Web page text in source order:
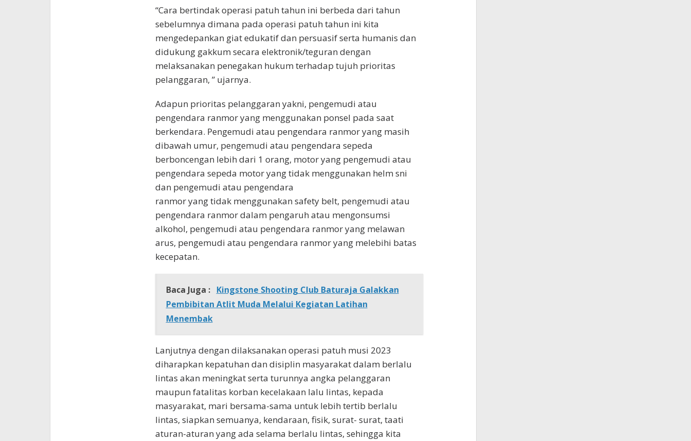
“Cara bertindak operasi patuh tahun ini berbeda dari tahun
sebelumnya dimana pada operasi patuh tahun ini kita
mengedepankan giat edukatif dan persuasif serta humanis dan
didukung gakkum secara elektronik/teguran dengan
melaksanakan penegakan hukum terhadap tujuh prioritas
pelanggaran, ” ujarnya.
Adapun prioritas pelanggaran yakni, pengemudi atau
pengendara ranmor yang menggunakan ponsel pada saat
berkendara. Pengemudi atau pengendara ranmor yang masih
dibawah umur, pengemudi atau pengendara sepeda
berboncengan lebih dari 1 orang, motor yang pengemudi atau
pengendara sepeda motor yang tidak menggunakan helm sni
dan pengemudi atau pengendara
ranmor yang tidak menggunakan safety belt, pengemudi atau
pengendara ranmor dalam pengaruh atau mengonsumsi
alkohol, pengemudi atau pengendara ranmor yang melawan
arus, pengemudi atau pengendara ranmor yang melebihi batas
kecepatan.
Baca Juga : Kingstone Shooting Club Baturaja Galakkan
Pembibitan Atlit Muda Melalui Kegiatan Latihan
Menembak
Lanjutnya dengan dilaksanakan operasi patuh musi 2023
diharapkan kepatuhan dan disiplin masyarakat dalam berlalu
lintas akan meningkat serta turunnya angka pelanggaran
maupun fatalitas korban kecelakaan lalu lintas, kepada
masyarakat, mari bersama-sama untuk lebih tertib berlalu
lintas, siapkan semuanya, kendaraan, fisik, surat- surat, taati
aturan-aturan yang ada selama berlalu lintas, sehingga kita